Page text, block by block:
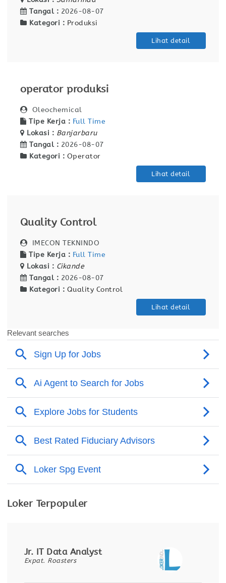
Tangal : 2026-08-07
Kategori : Produksi
Lihat detail
operator produksi
Oleochemical
Tipe Kerja : Full Time
Lokasi : Banjarbaru
Tangal : 2026-08-07
Kategori : Operator
Lihat detail
Quality Control
IMECON TEKNINDO
Tipe Kerja : Full Time
Lokasi : Cikande
Tangal : 2026-08-07
Kategori : Quality Control
Lihat detail
Loker Terpopuler
Jr. IT Data Analyst
Expat. Roasters